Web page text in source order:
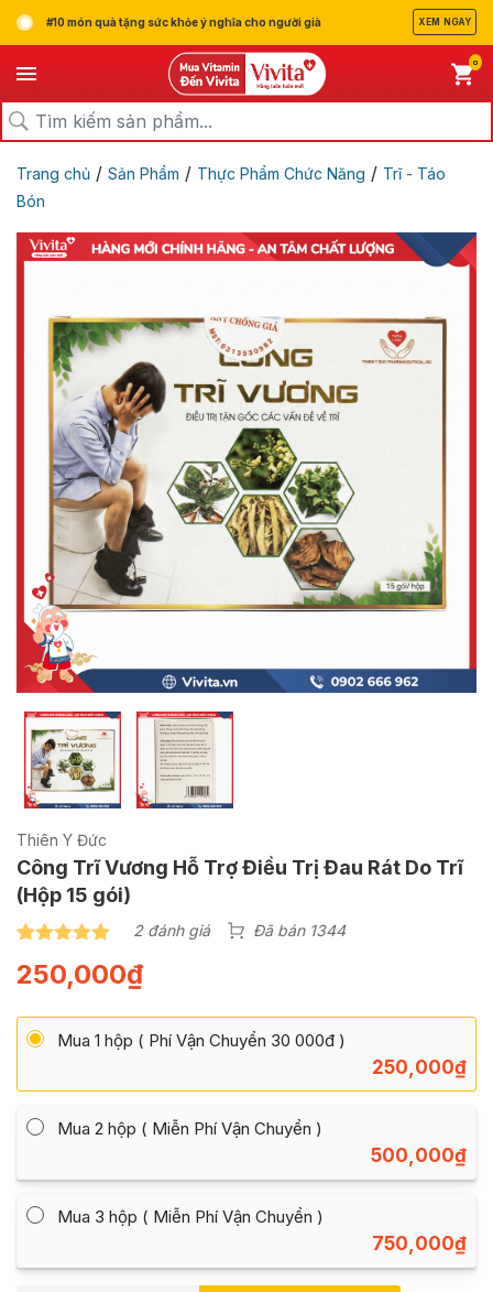
#10 món quà tặng sức khỏe ý nghĩa cho người già XEM NGAY
0
Trang chủ / Sản Phẩm / Thực Phẩm Chức Năng / Trĩ - Táo
Bón
Thiên Y Đức
Công Trĩ Vương Hỗ Trợ Điều Trị Đau Rát Do Trĩ
(Hộp 15 gói)
dựa trên
đánh giá
2 đánh giá Đã bán 1344
250,000₫
Mua 1 hộp ( Phí Vận Chuyển 30 000đ )
250,000₫
Mua 2 hộp ( Miễn Phí Vận Chuyển )
500,000₫
Mua 3 hộp ( Miễn Phí Vận Chuyển )
750,000₫